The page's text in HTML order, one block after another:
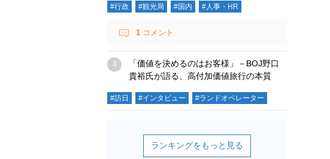
#行政 #観光局 #国内 #人事・HR
1 コメント
「価値を決めるのはお客様」－BOJ野口
貴裕氏が語る、高付加価値旅行の本質
#訪日 #インタビュー #ランドオペレーター